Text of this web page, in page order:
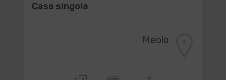
Casa singola
Meolo